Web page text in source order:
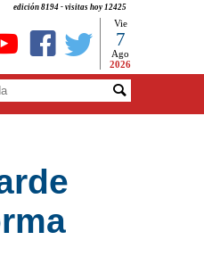
edición 8194 - visitas hoy 12425
Vie
7
Ago
2026